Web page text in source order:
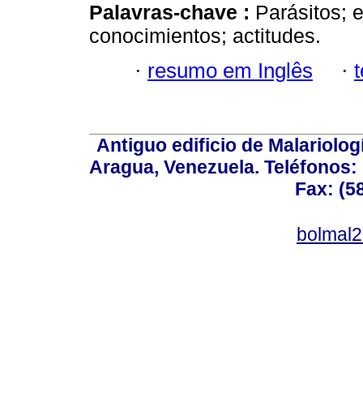
Palavras-chave : Parásitos;
conocimientos; actitudes.
· resumo em Inglês ·
Antiguo edificio de
Aragua, Venezuela. Teléfonos:
Fax: